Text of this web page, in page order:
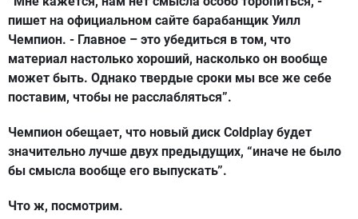
пишет на официальном сайте барабанщик Уилл
Чемпион. - Главное – это убедиться в том, что
материал настолько хороший, насколько он вообще
может быть. Однако твердые сроки мы все же себе
поставим, чтобы не расслабляться”.
Чемпион обещает, что новый диск Coldplay будет
значительно лучше двух предыдущих, “иначе не было
бы смысла вообще его выпускать”.
Что ж, посмотрим.